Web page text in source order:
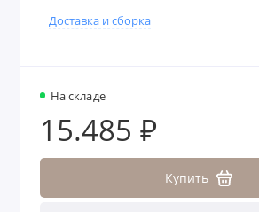
На складе
15.485 ₽
Купить
Доставка и сборка